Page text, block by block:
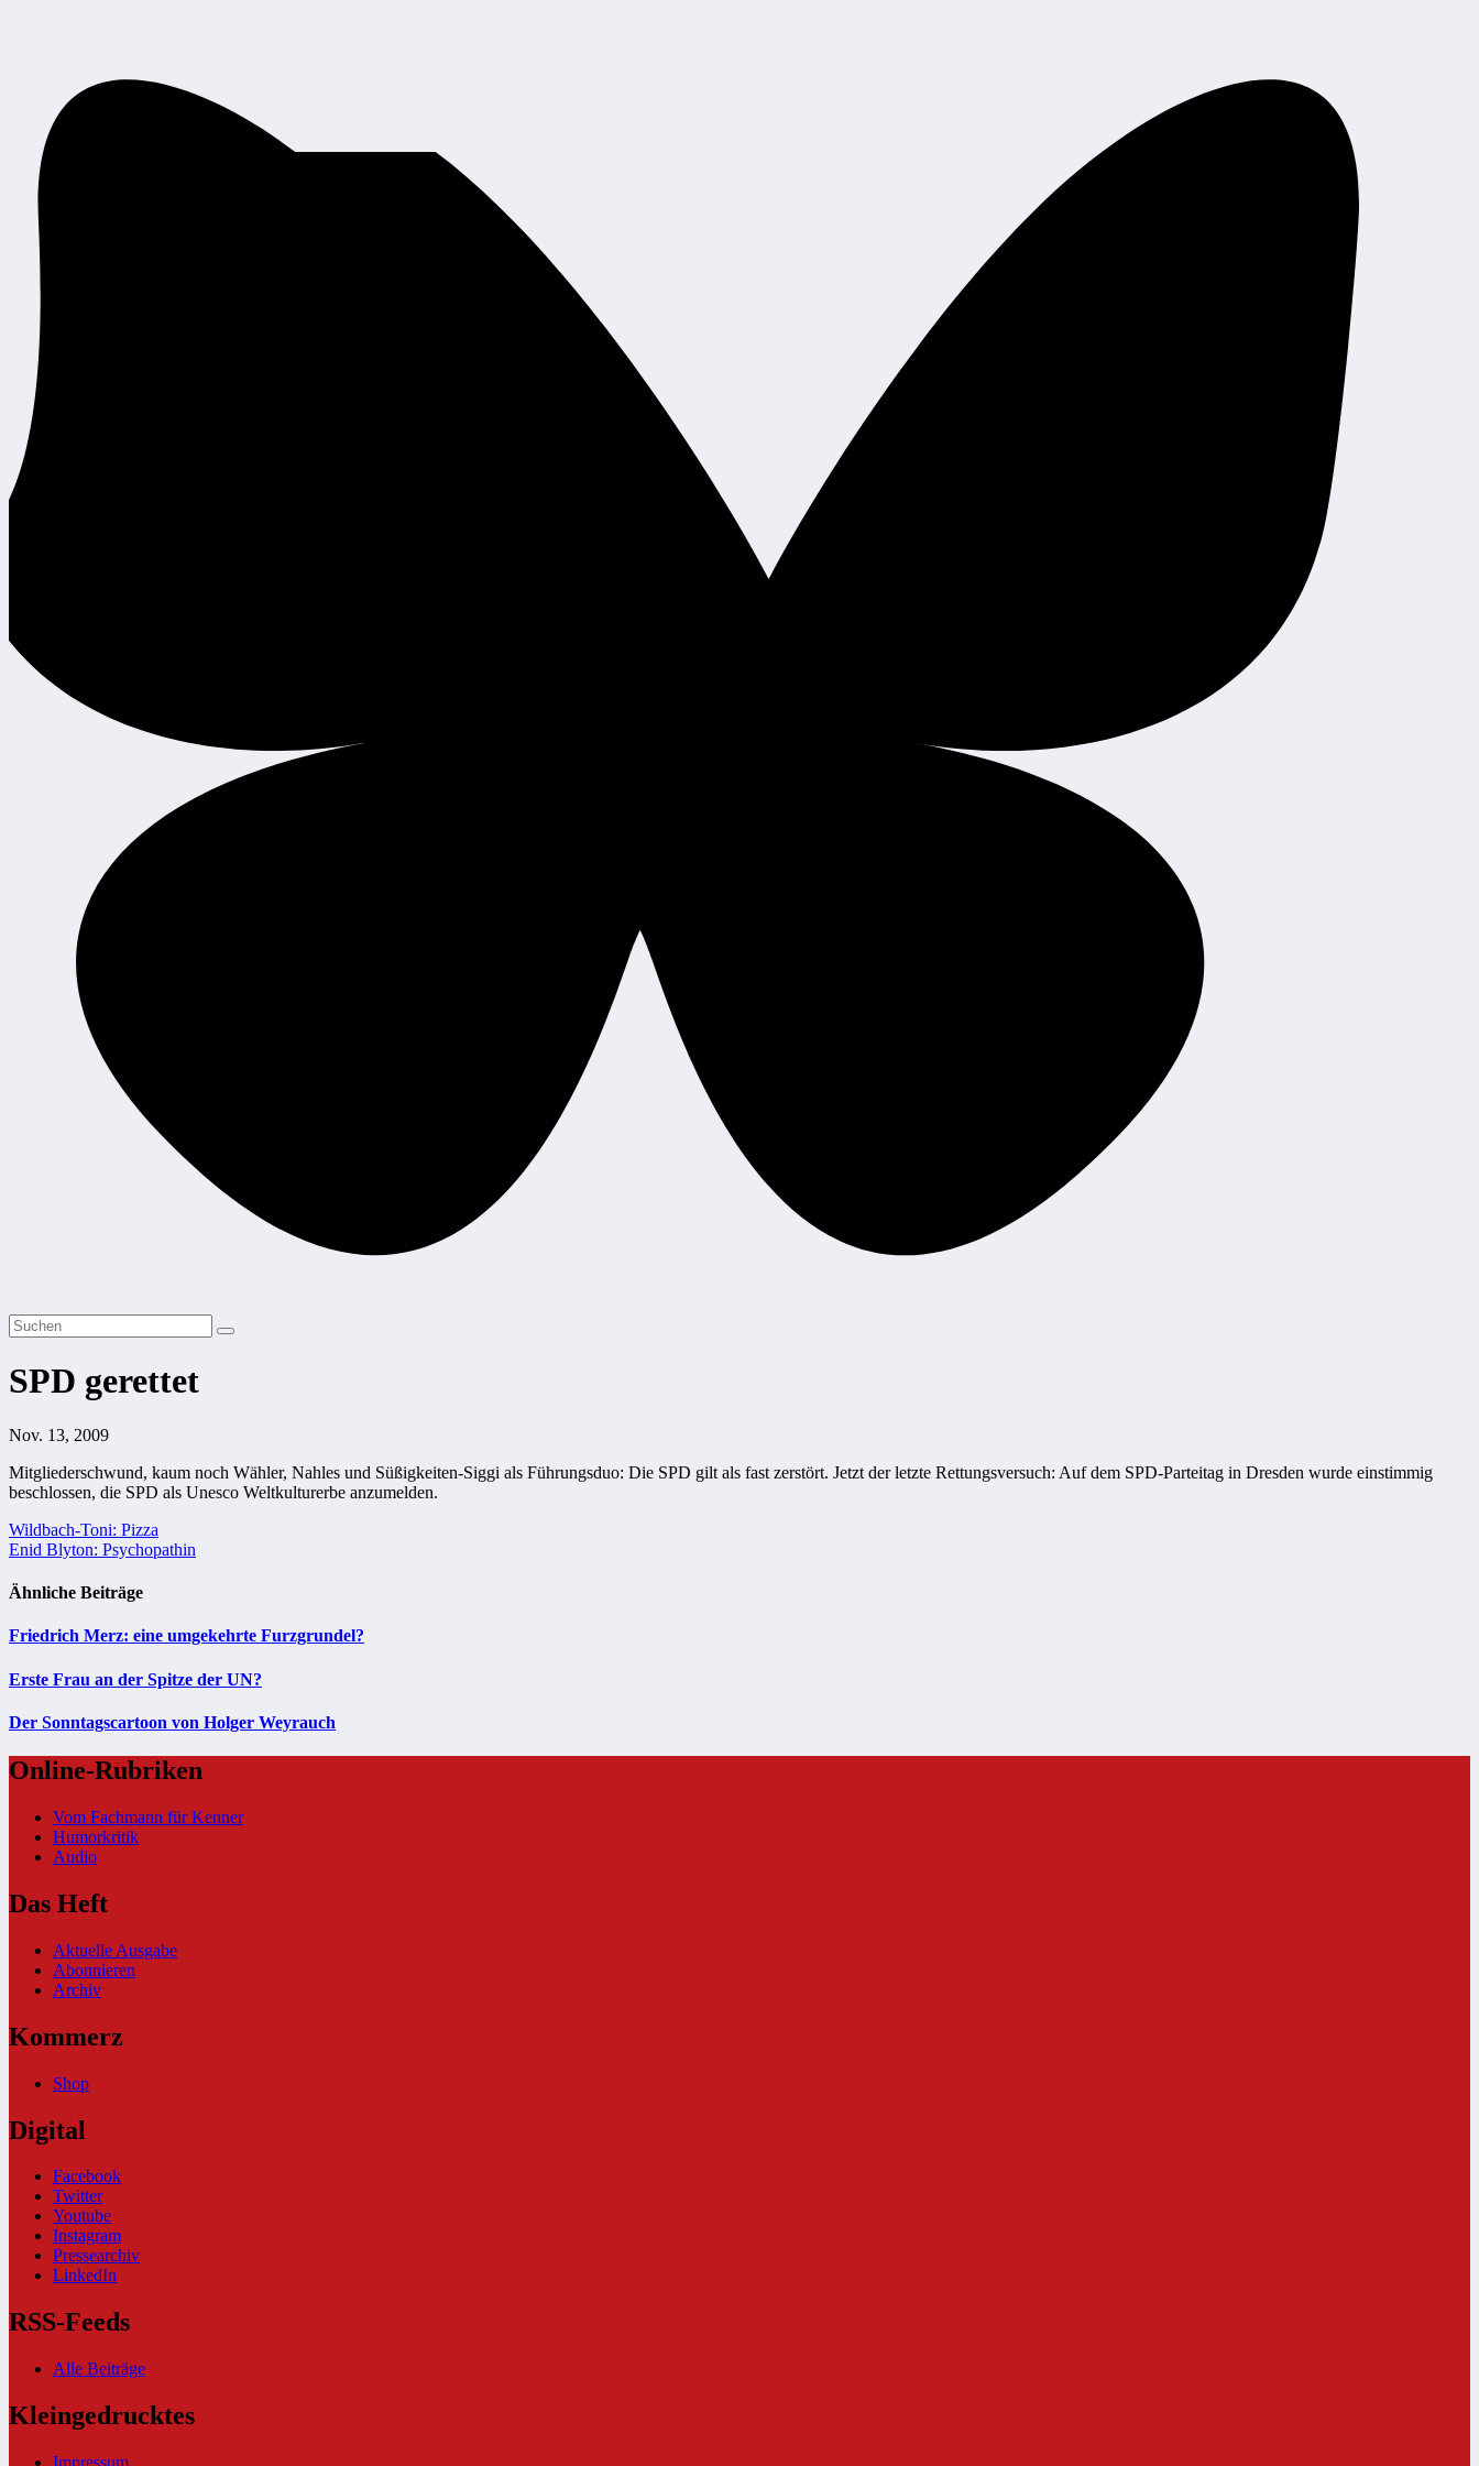
SPD gerettet
Nov. 13, 2009
Mitgliederschwund, kaum noch Wähler, Nahles und Süßigkeiten-Siggi als Führungsduo: Die SPD gilt als fast zerstört. Jetzt der letzte Rettungsversuch: Auf dem SPD-Parteitag in Dresden wurde einstimmig
beschlossen, die SPD als Unesco Weltkulturerbe anzumelden.
Beitragsnavigation
Wildbach-Toni: Pizza
Enid Blyton: Psychopathin
Ähnliche Beiträge
Friedrich Merz: eine umgekehrte Furzgrundel?
Erste Frau an der Spitze der UN?
Der Sonntagscartoon von Holger Weyrauch
Online-Rubriken
Vom Fachmann für Kenner
Humorkritik
Audio
Das Heft
Aktuelle Ausgabe
Abonnieren
Archiv
Kommerz
Shop
Digital
Facebook
Twitter
Youtube
Instagram
Pressearchiv
LinkedIn
RSS-Feeds
Alle Beiträge
Kleingedrucktes
Impressum